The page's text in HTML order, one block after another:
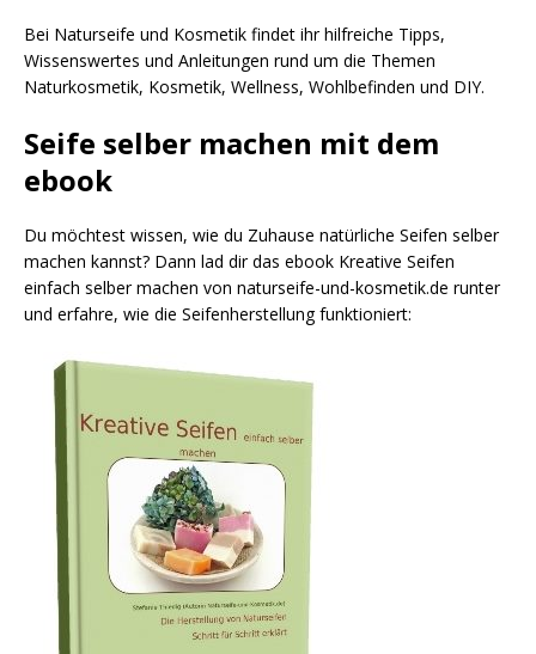
Bei Naturseife und Kosmetik findet ihr hilfreiche Tipps,
Wissenswertes und Anleitungen rund um die Themen
Naturkosmetik, Kosmetik, Wellness, Wohlbefinden und DIY.
Seife selber machen mit dem
ebook
Du möchtest wissen, wie du Zuhause natürliche Seifen selber
machen kannst? Dann lad dir das ebook Kreative Seifen
einfach selber machen von naturseife-und-kosmetik.de runter
und erfahre, wie die Seifenherstellung funktioniert: